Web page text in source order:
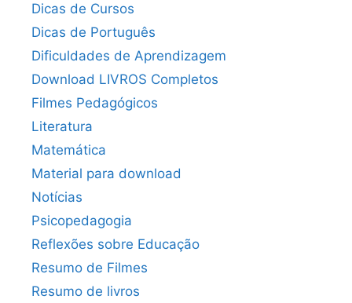
Dicas de Cursos
Dicas de Português
Dificuldades de Aprendizagem
Download LIVROS Completos
Filmes Pedagógicos
Literatura
Matemática
Material para download
Notícias
Psicopedagogia
Reflexões sobre Educação
Resumo de Filmes
Resumo de livros